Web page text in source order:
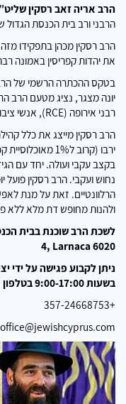
הרב אריה זאב רסקין
הרבני ורב בית הכנסת הגדול
את יהדות קפריסין באמונה
בטקס ההכתרה הרשמי של
יונה מצגר, נציג מטעם הרב
רבני אירופה (RCE), אנשי ציבור, דיפלומטים ואנשי ממשל מקומיים.
ירבו (קרוב ל1%
בקצב עקבי ועולה. יחד עם
נחוש ועקבי. הרב רסקין פועל
הרלוונטיים. זאת על מנת
ולהנות מחופש דת מלא ללא
4, Larnaca 6020
ניתן לקבוע פגישה על ידי
בשעות 9:00-17:00 בטלפון או באימייל:
+357-24668753
office@jewishcyprus.com